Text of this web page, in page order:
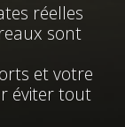
réelles
sont
et votre
éviter tout